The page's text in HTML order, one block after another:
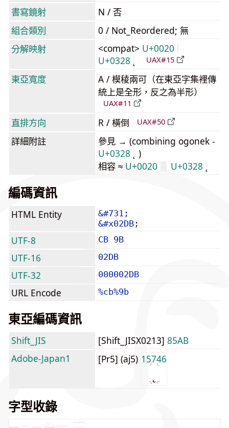
書寫鏡射
N / 否
組合類別
0 / Not_Reordered; 無
分解映射
<compat> U+0020
U+0328
UAX#15
東亞寬度
A / 模稜兩可（在東亞字集裡傳
統上是全形，反之為半形）
UAX#11
直排方向 R / 橫倒 UAX#50
詳細附註
參見 → (combining ogonek -
U+0328
)
相容 ≈ U+0020 U+0328
編碼資訊
HTML Entity
&#731;
&#x02DB;
UTF-8 CB 9B
UTF-16 02DB
UTF-32 000002DB
URL Encode %cb%9b
東亞編碼資訊
Shift_JIS [Shift_JISX0213] 85AB
Adobe-Japan1
[Pr5] (aj5) 15746
字型收錄